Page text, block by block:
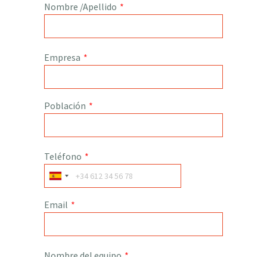
Nombre /Apellido *
Empresa *
Población *
Teléfono *
Email *